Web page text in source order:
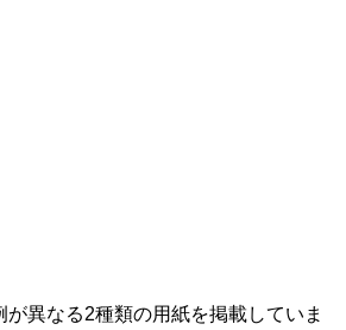
が異なる2種類の用紙を掲載していま